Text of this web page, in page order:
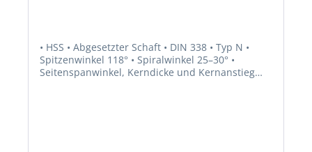
• HSS • Abgesetzter Schaft • DIN 338 • Typ N •
Spitzenwinkel 118° • Spiralwinkel 25–30° •
Seitenspanwinkel, Kerndicke und Kernanstieg